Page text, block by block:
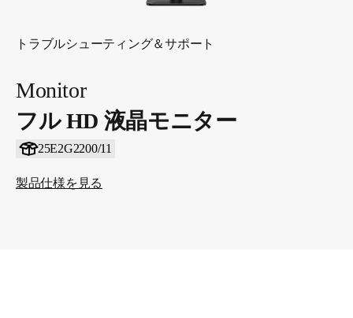
トラブルシューティング＆サポート
Monitor
フル HD 液晶モニター
25E2G2200/11
製品仕様を見る